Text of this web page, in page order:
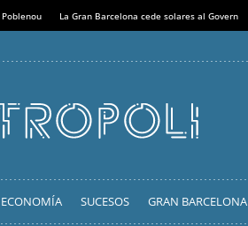
La Gran Barcelona cede solares al Govern
ECONOMÍA SUCESOS GRAN BARCELONA